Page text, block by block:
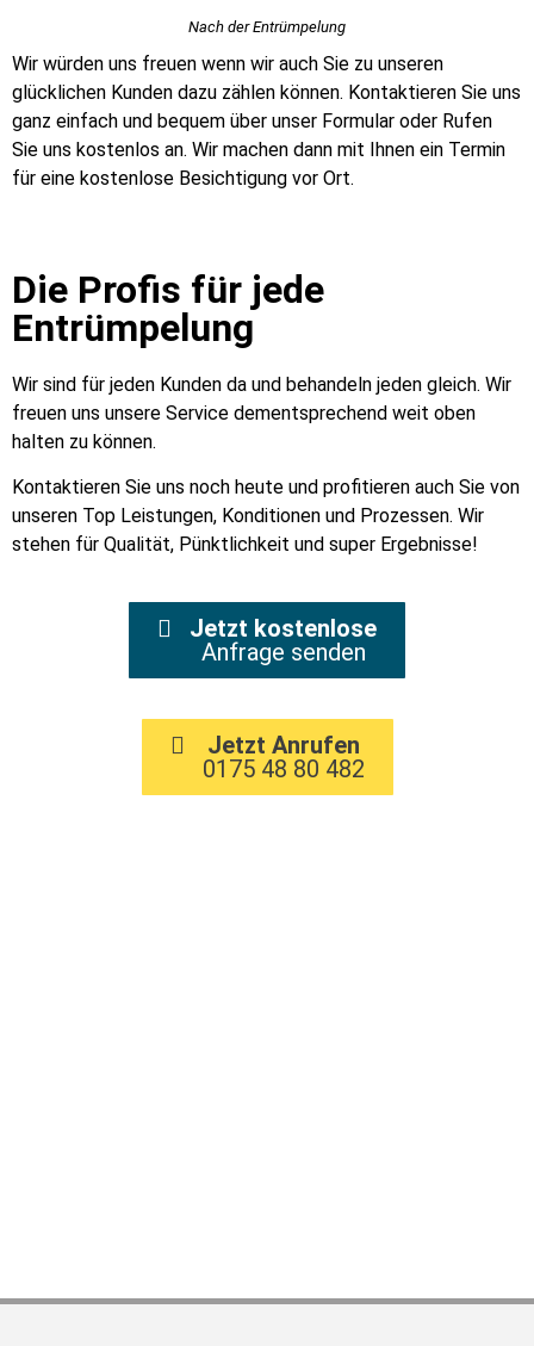
Nach der Entrümpelung
Wir würden uns freuen wenn wir auch Sie zu unseren
glücklichen Kunden dazu zählen können. Kontaktieren Sie uns
ganz einfach und bequem über unser Formular oder Rufen
Sie uns kostenlos an. Wir machen dann mit Ihnen ein Termin
für eine kostenlose Besichtigung vor Ort.
Die Profis für jede
Entrümpelung
Wir sind für jeden Kunden da und behandeln jeden gleich. Wir
freuen uns unsere Service dementsprechend weit oben
halten zu können.
Kontaktieren Sie uns noch heute und profitieren auch Sie von
unseren Top Leistungen, Konditionen und Prozessen. Wir
stehen für Qualität, Pünktlichkeit und super Ergebnisse!
Jetzt kostenlose
Anfrage senden
Jetzt Anrufen
0175 48 80 482